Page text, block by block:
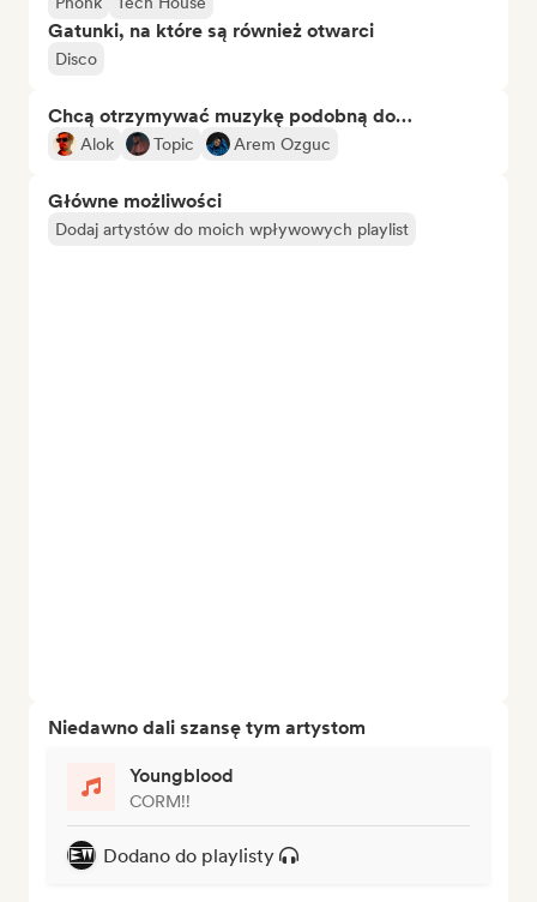
Gatunki, na które są również otwarci
Disco
Chcą otrzymywać muzykę podobną do…
Alok Topic Arem Ozguc
Główne możliwości
Dodaj artystów do moich wpływowych playlist
Niedawno dali szansę tym artystom
Youngblood
CORM!!
Dodano do playlisty